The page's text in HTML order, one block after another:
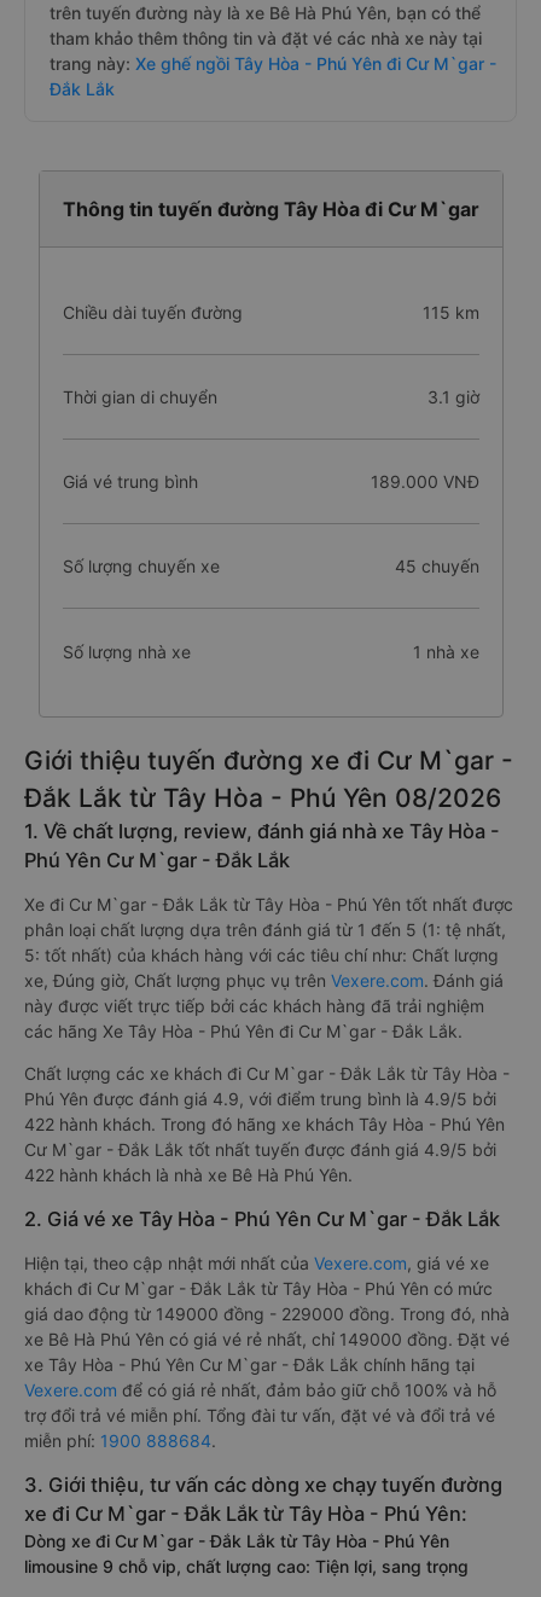
trên tuyến đường này là xe Bê Hà Phú Yên, bạn có thể
tham khảo thêm thông tin và đặt vé các nhà xe này tại
trang này: Xe ghế ngồi Tây Hòa - Phú Yên đi Cư M`gar -
Đắk Lắk
Thông tin tuyến đường Tây Hòa đi Cư M`gar
Chiều dài tuyến đường 115 km
Thời gian di chuyển 3.1 giờ
Giá vé trung bình 189.000 VNĐ
Số lượng chuyến xe 45 chuyến
Số lượng nhà xe 1 nhà xe
Giới thiệu tuyến đường xe đi Cư M`gar -
Đắk Lắk từ Tây Hòa - Phú Yên 08/2026
1. Về chất lượng, review, đánh giá nhà xe Tây Hòa -
Phú Yên Cư M`gar - Đắk Lắk
Xe đi Cư M`gar - Đắk Lắk từ Tây Hòa - Phú Yên tốt nhất được
phân loại chất lượng dựa trên đánh giá từ 1 đến 5 (1: tệ nhất,
5: tốt nhất) của khách hàng với các tiêu chí như: Chất lượng
xe, Đúng giờ, Chất lượng phục vụ trên Vexere.com. Đánh giá
này được viết trực tiếp bởi các khách hàng đã trải nghiệm
các hãng Xe Tây Hòa - Phú Yên đi Cư M`gar - Đắk Lắk.
Chất lượng các xe khách đi Cư M`gar - Đắk Lắk từ Tây Hòa -
Phú Yên được đánh giá 4.9, với điểm trung bình là 4.9/5 bởi
422 hành khách. Trong đó hãng xe khách Tây Hòa - Phú Yên
Cư M`gar - Đắk Lắk tốt nhất tuyến được đánh giá 4.9/5 bởi
422 hành khách là nhà xe Bê Hà Phú Yên.
2. Giá vé xe Tây Hòa - Phú Yên Cư M`gar - Đắk Lắk
Hiện tại, theo cập nhật mới nhất của Vexere.com, giá vé xe
khách đi Cư M`gar - Đắk Lắk từ Tây Hòa - Phú Yên có mức
giá dao động từ 149000 đồng - 229000 đồng. Trong đó, nhà
xe Bê Hà Phú Yên có giá vé rẻ nhất, chỉ 149000 đồng. Đặt vé
xe Tây Hòa - Phú Yên Cư M`gar - Đắk Lắk chính hãng tại
Vexere.com để có giá rẻ nhất, đảm bảo giữ chỗ 100% và hỗ
trợ đổi trả vé miễn phí. Tổng đài tư vấn, đặt vé và đổi trả vé
miễn phí: 1900 888684.
3. Giới thiệu, tư vấn các dòng xe chạy tuyến đường
xe đi Cư M`gar - Đắk Lắk từ Tây Hòa - Phú Yên:
Dòng xe đi Cư M`gar - Đắk Lắk từ Tây Hòa - Phú Yên
limousine 9 chỗ vip, chất lượng cao: Tiện lợi, sang trọng